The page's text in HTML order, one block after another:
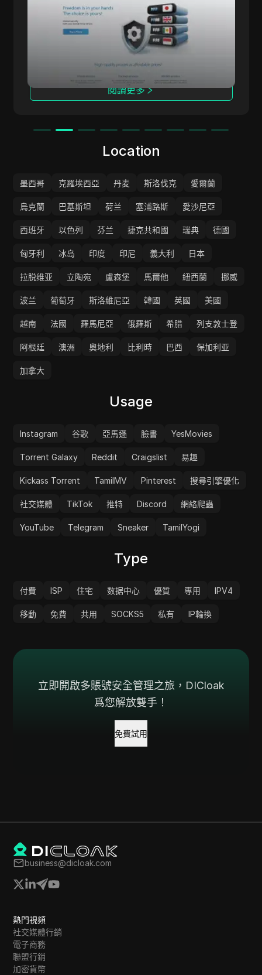
ALTPROXY 提供適用於各種規模企業的代理解決
方案，服務覆蓋超過100個國家，擁有2100萬個IP
地址。我們專注於提供私有（數據中心）和移動代
理，已經運營自2015年。
閱讀更多
Location
墨西哥 克羅埃西亞 丹麦 斯洛伐克 愛爾蘭
烏克蘭 巴基斯坦 荷兰 塞浦路斯 愛沙尼亞
西班牙 以色列 芬兰 捷克共和國 瑞典 德國
匈牙利 冰岛 印度 印尼 義大利 日本
拉脱维亚 立陶宛 盧森堡 馬爾他 紐西蘭 挪威
波兰 葡萄牙 斯洛維尼亞 韓國 英國 美國
越南 法國 羅馬尼亞 俄羅斯 希腊 列支敦士登
阿根廷 澳洲 奧地利 比利時 巴西 保加利亚
加拿大
Usage
Instagram 谷歌 亞馬遜 臉書 YesMovies
Torrent Galaxy Reddit Craigslist 易趣
Kickass Torrent TamilMV Pinterest 搜尋引擎優化
社交媒體 TikTok 推特 Discord 網絡爬蟲
YouTube Telegram Sneaker TamilYogi
Type
付費 ISP 住宅 数据中心 優質 專用 IPV4
移動 免費 共用 SOCKS5 私有 IP輪換
立即開啟多賬號安全管理之旅，DICloak
爲您解放雙手！
免費試用
business@dicloak.com
熱門視頻
社交媒體行銷
電子商務
聯盟行銷
加密貨幣